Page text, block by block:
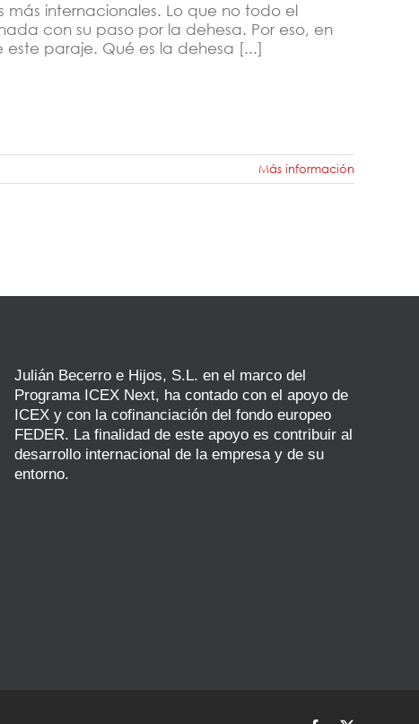
más internacionales. Lo que no todo el
con su paso por la dehesa. Por eso, en
paraje. Qué es la dehesa [...]
Más información
Julián Becerro e Hijos, S.L. en el marco del
Programa ICEX Next, ha contado con el apoyo de
ICEX y con la cofinanciación del fondo europeo
FEDER. La finalidad de este apoyo es contribuir al
desarrollo internacional de la empresa y de su
entorno.